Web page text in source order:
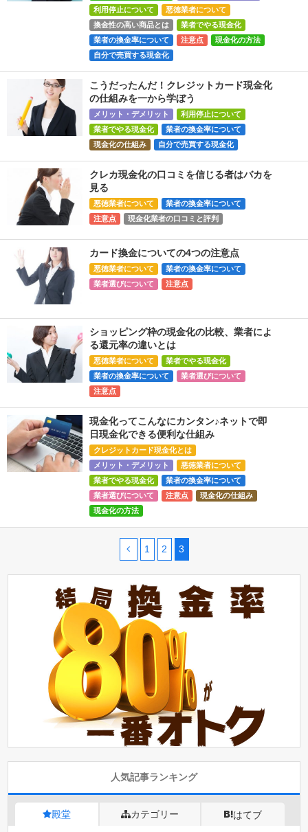
利用停止について
悪徳業者について
換金性の高い商品とは
業者でやる現金化
業者の換金率について
注意点
現金化の方法
自分で売買する現金化
こうだったんだ！クレジットカード現金化
の仕組みを一から学ぼう
メリット・デメリット
利用停止について
業者でやる現金化
業者の換金率について
現金化の仕組み
自分で売買する現金化
クレカ現金化の口コミを信じる者はバカを
見る
悪徳業者について
業者の換金率について
注意点
現金化業者の口コミと評判
カード換金についての4つの注意点
悪徳業者について
業者の換金率について
業者選びについて
注意点
ショッピング枠の現金化の比較、業者によ
る還元率の違いとは
悪徳業者について
業者でやる現金化
業者の換金率について
業者選びについて
注意点
現金化ってこんなにカンタン♪ネットで即
日現金化できる便利な仕組み
クレジットカード現金化とは
メリット・デメリット
悪徳業者について
業者でやる現金化
業者の換金率について
業者選びについて
注意点
現金化の仕組み
現金化の方法
1 2 3
人気記事ランキング
殿堂 カテゴリー はてブ